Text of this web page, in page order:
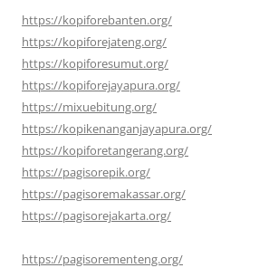
https://kopiforebanten.org/
https://kopiforejateng.org/
https://kopiforesumut.org/
https://kopiforejayapura.org/
https://mixuebitung.org/
https://kopikenanganjayapura.org/
https://kopiforetangerang.org/
https://pagisorepik.org/
https://pagisoremakassar.org/
https://pagisorejakarta.org/
https://pagisorementeng.org/